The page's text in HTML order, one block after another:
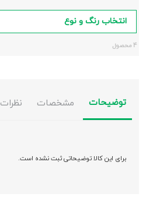
انتخاب رنگ و نوع
4 محصول
توضیحات مشخصات نظرات
برای این کالا توضیحاتی ثبت نشده است.